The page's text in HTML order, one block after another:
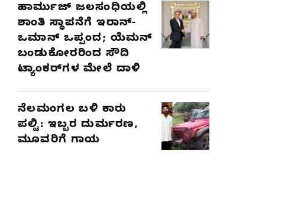
ಹಾರ್ಮುಜ್ ಜಲಸಂಧಿಯಲ್ಲಿ
ಶಾಂತಿ ಸ್ಥಾಪನೆಗೆ ಇರಾನ್-
ಒಮಾನ್ ಒಪ್ಪಂದ; ಯೆಮನ್
ಬಂಡುಕೋರರಿಂದ ಸೌದಿ
ಟ್ಯಾಂಕರ್‌ಗಳ ಮೇಲೆ ದಾಳಿ
ನೆಲಮಂಗಲ ಬಳಿ ಕಾರು
ಪಲ್ಟಿ: ಇಬ್ಬರ ದುರ್ಮರಣ,
ಮೂವರಿಗೆ ಗಾಯ